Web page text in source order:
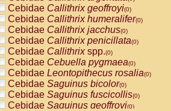
Cebidae Callithrix geoffroyi(0)
Cebidae Callithrix humeralifer(0)
Cebidae Callithrix jacchus(0)
Cebidae Callithrix penicillata(0)
Cebidae Callithrixspp.(0)
Cebidae Cebuella pygmaea(0)
Cebidae Leontopithecus rosalia(0)
Cebidae Saguinus bicolor(0)
Cebidae Saguinus fuscicollis(0)
Cebidae Saguinus geoffroyi(0)